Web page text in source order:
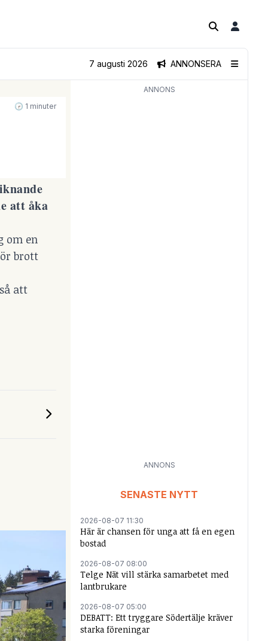
ANNONSERA
7 augusti 2026
🕝 1 minuter
att åka
om en
brott
att
ANNONS
ANNONS
SENASTE NYTT
2026-08-07 11:30
Här är chansen för unga att få en egen
bostad
2026-08-07 08:00
Telge Nät vill stärka samarbetet med
lantbrukare
2026-08-07 05:00
DEBATT: Ett tryggare Södertälje kräver
starka föreningar